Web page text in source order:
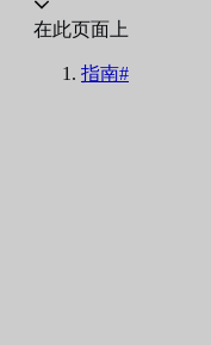
在此页面上
指南#